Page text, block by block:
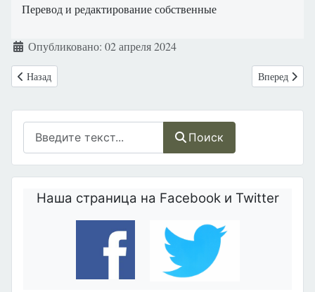
Поиск
Наша страница на Facebook и Twitter
Перевод и редактирование собственные
Информация о материале
Опубликовано: 02 апреля 2024
Предыдущий: Польша: Уполномоченный по Правам Человека
Назад Следующий:
Вперед